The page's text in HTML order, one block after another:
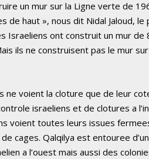
un mur sur la Ligne verte de
de haut », nous dit Nidal Jaloud,
Israeliens ont construit un mur
ils ne construisent pas le mur
ne voient la cloture que de leur
israeliens et de clotures a
voient toutes leurs issues
cages. Qalqilya est entouree
a l’ouest mais aussi des